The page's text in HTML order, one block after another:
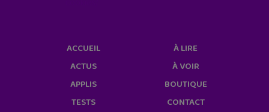
ACCUEIL
ACTUS
APPLIS
TESTS
À LIRE
À VOIR
BOUTIQUE
CONTACT